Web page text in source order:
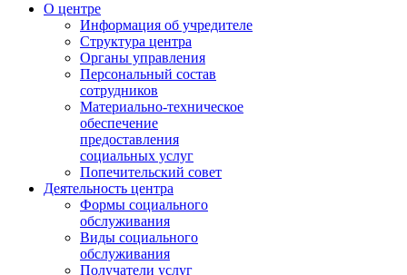
О центре
Информация об учредителе
Структура центра
Органы управления
Персональный состав
сотрудников
Материально-техническое
обеспечение
предоставления
социальных услуг
Попечительский совет
Деятельность центра
Формы социального
обслуживания
Виды социального
обслуживания
Получатели услуг